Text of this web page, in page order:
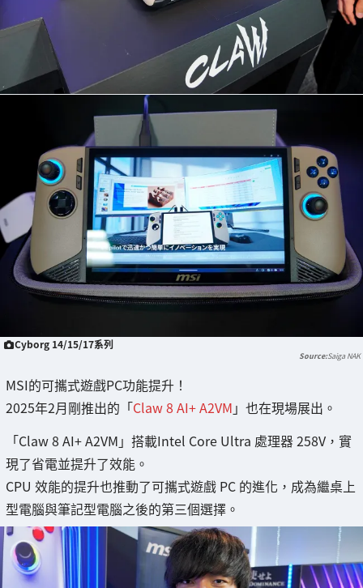
Cyborg 14/15/17系列
Saiga NAK
MSI的可攜式遊戲PC功能提升！
2025年2月剛推出的「Claw 8 AI+ A2VM 」也在現場展出。
「Claw 8 AI+ A2VM」搭載Intel Core Ultra 處理器 258V，實
現了省電並提升了效能。
CPU 效能的提升也推動了可攜式遊戲 PC 的進化，成為繼桌上
型電腦與筆記型電腦之後的第三個選擇。